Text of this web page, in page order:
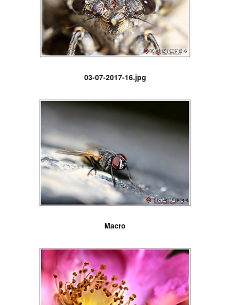
03-07-2017-16.jpg
Macro